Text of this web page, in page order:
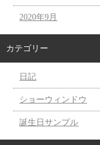
2020年9月
カテゴリー
日記
ショーウィンドウ
誕生日サンプル